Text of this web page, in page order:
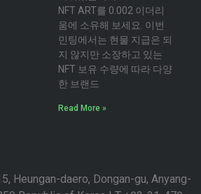
NFT ART를 0.002 이더리
움에 소유해 보세요. 이번
민팅에서는 현물 지급은 되
지 않지만 소장하고 있는
NFT 보유 수량에 따라 다양
한 브랜드
Read More »
Heungan-daero, Dongan-gu, Anyang-